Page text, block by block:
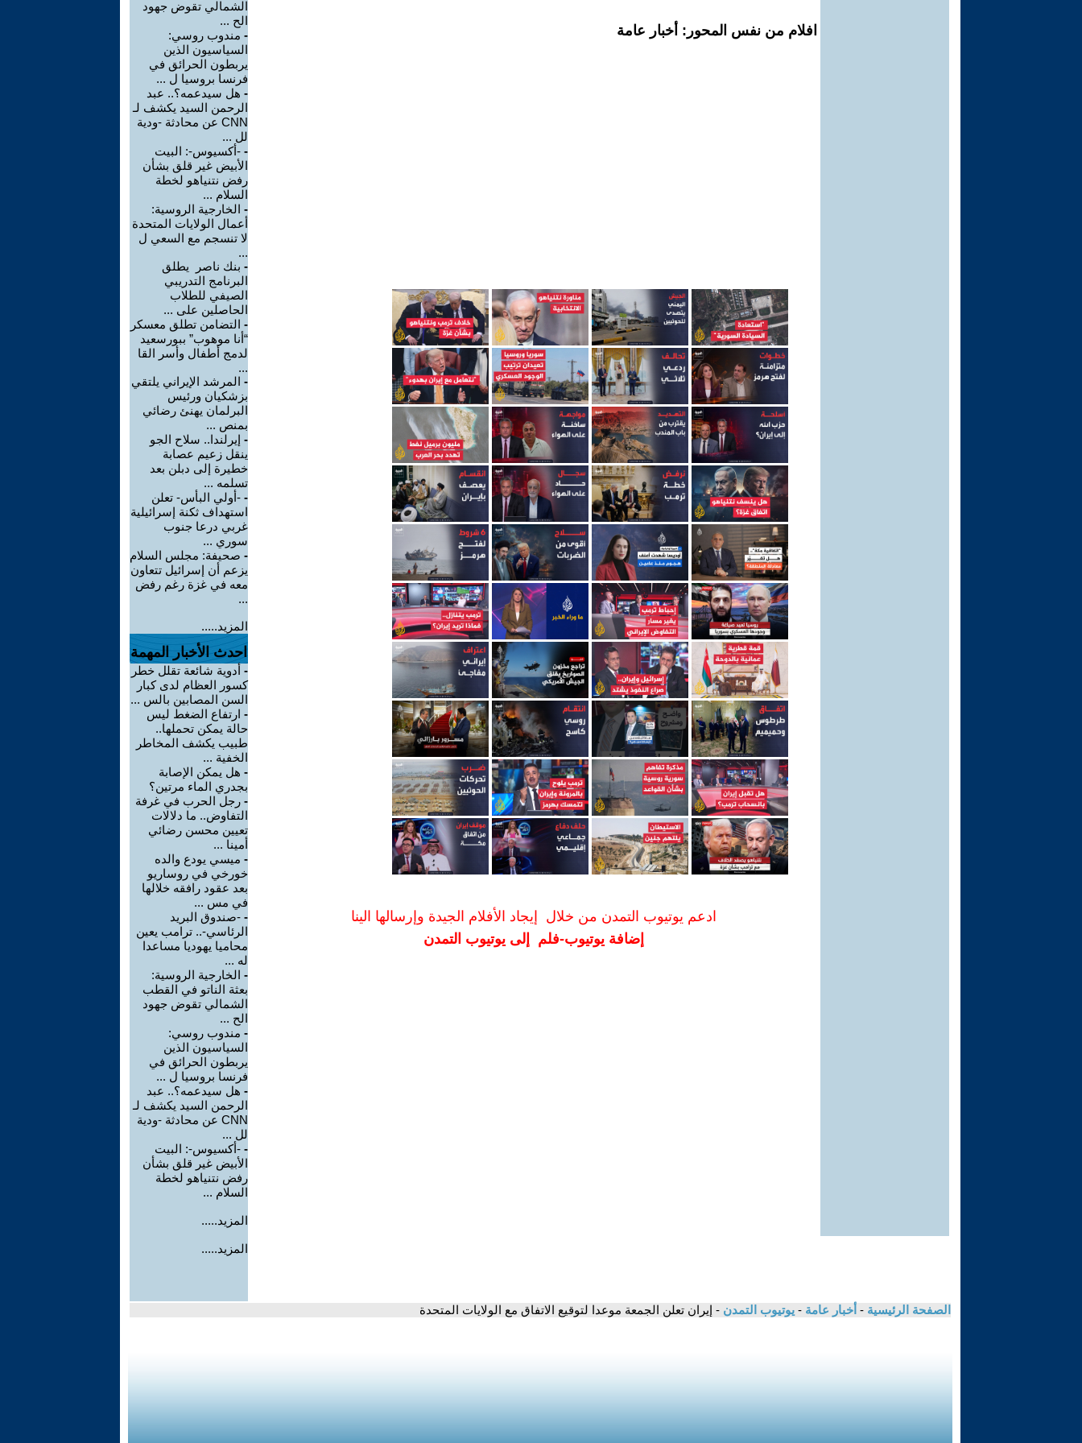
افلام من نفس المحور: أخبار عامة
ادعم يوتيوب التمدن من خلال إيجاد الأفلام الجيدة وإرسالها الينا
إضافة يوتيوب-فلم إلى يوتيوب التمدن
الشمالي تقوض جهود
الح ...
- مندوب روسي:
السياسيون الذين
يربطون الحرائق في
فرنسا بروسيا ل ...
- هل سيدعمه؟.. عبد
الرحمن السيد يكشف لـ
CNN عن محادثة -ودية
لل ...
- -أكسيوس-: البيت
الأبيض غير قلق بشأن
رفض نتنياهو لخطة
السلام ...
- الخارجية الروسية:
أعمال الولايات المتحدة
لا تنسجم مع السعي ل
...
- بنك ناصر يطلق
البرنامج التدريبي
الصيفي للطلاب
الحاصلين على ...
- التضامن تطلق معسكر
“أنا موهوب” ببورسعيد
لدمج أطفال وأسر القا
...
- المرشد الإيراني يلتقي
بزشكيان ورئيس
البرلمان يهنئ رضائي
بمنص ...
- إيرلندا.. سلاح الجو
ينقل زعيم عصابة
خطيرة إلى دبلن بعد
تسلمه ...
- -أولي البأس- تعلن
استهداف ثكنة إسرائيلية
غربي درعا جنوب
سوري ...
- صحيفة: مجلس السلام
يزعم أن إسرائيل تتعاون
معه في غزة رغم رفض
...
المزيد.....
احدث الأخبار المهمة
- أدوية شائعة تقلل خطر
كسور العظام لدى كبار
السن المصابين بالس ...
- ارتفاع الضغط ليس
حالة يمكن تحملها..
طبيب يكشف المخاطر
الخفية ...
- هل يمكن الإصابة
بجدري الماء مرتين؟
- رجل الحرب في غرفة
التفاوض.. ما دلالات
تعيين محسن رضائي
أمينا ...
- ميسي يودع والده
خورخي في روساريو
بعد عقود رافقه خلالها
في مس ...
- -صندوق البريد
الرئاسي-.. ترامب يعين
محاميا يهوديا مساعدا
له ...
- الخارجية الروسية:
بعثة الناتو في القطب
الشمالي تقوض جهود
الح ...
- مندوب روسي:
السياسيون الذين
يربطون الحرائق في
فرنسا بروسيا ل ...
- هل سيدعمه؟.. عبد
الرحمن السيد يكشف لـ
CNN عن محادثة -ودية
لل ...
- -أكسيوس-: البيت
الأبيض غير قلق بشأن
رفض نتنياهو لخطة
السلام ...
المزيد.....
المزيد.....
الصفحة الرئيسية - أخبار عامة - يوتيوب التمدن - إيران تعلن الجمعة موعدا لتوقيع الاتفاق مع الولايات المتحدة